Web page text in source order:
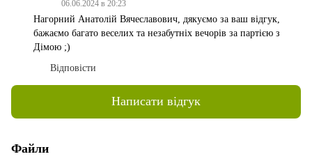
06.06.2024 в 20:23
Нагорний Анатолій Вячеславович, дякуємо за ваш відгук,
бажаємо багато веселих та незабутніх вечорів за партією з
Дімою ;)
Відповісти
Написати відгук
Файли